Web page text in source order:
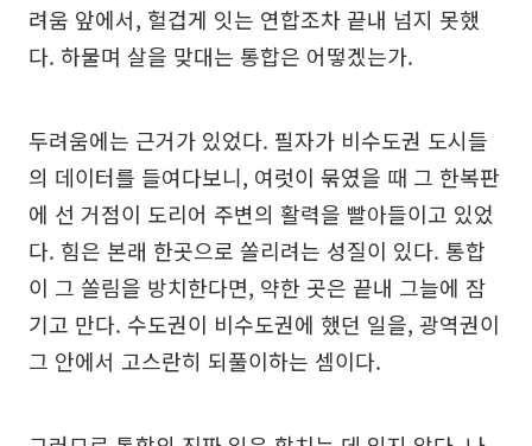
려움 앞에서, 헐겁게 잇는 연합조차 끝내 넘지 못했
다. 하물며 살을 맞대는 통합은 어떻겠는가.
두려움에는 근거가 있었다. 필자가 비수도권 도시들
의 데이터를 들여다보니, 여럿이 묶였을 때 그 한복판
에 선 거점이 도리어 주변의 활력을 빨아들이고 있었
다. 힘은 본래 한곳으로 쏠리려는 성질이 있다. 통합
이 그 쏠림을 방치한다면, 약한 곳은 끝내 그늘에 잠
기고 만다. 수도권이 비수도권에 했던 일을, 광역권이
그 안에서 고스란히 되풀이하는 셈이다.